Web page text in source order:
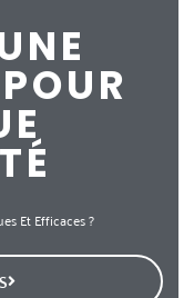
Et Efficaces ?